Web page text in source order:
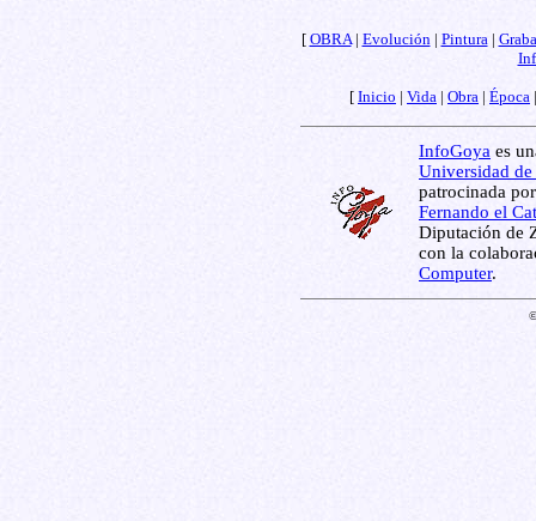
[ OBRA| Evolución| Pintura|
[ Inicio | Vida | Obra | Época
InfoGoya es
Universidad de
patrocinada
Fernando el
Diputación de
con la
Computer.